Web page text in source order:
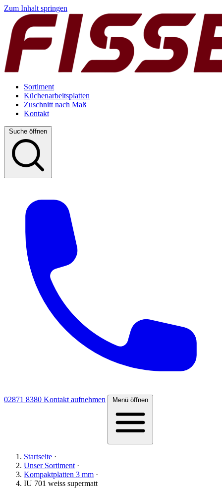
Zum Inhalt springen
Sortiment
Küchenarbeitsplatten
Zuschnitt nach Maß
Kontakt
Suche öffnen
02871 8380 Kontakt aufnehmen Menü öffnen
Startseite ·
Unser Sortiment ·
Kompaktplatten 3 mm ·
IU 701 weiss supermatt